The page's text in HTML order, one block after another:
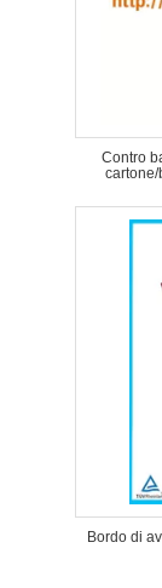
Contro
Bordo di